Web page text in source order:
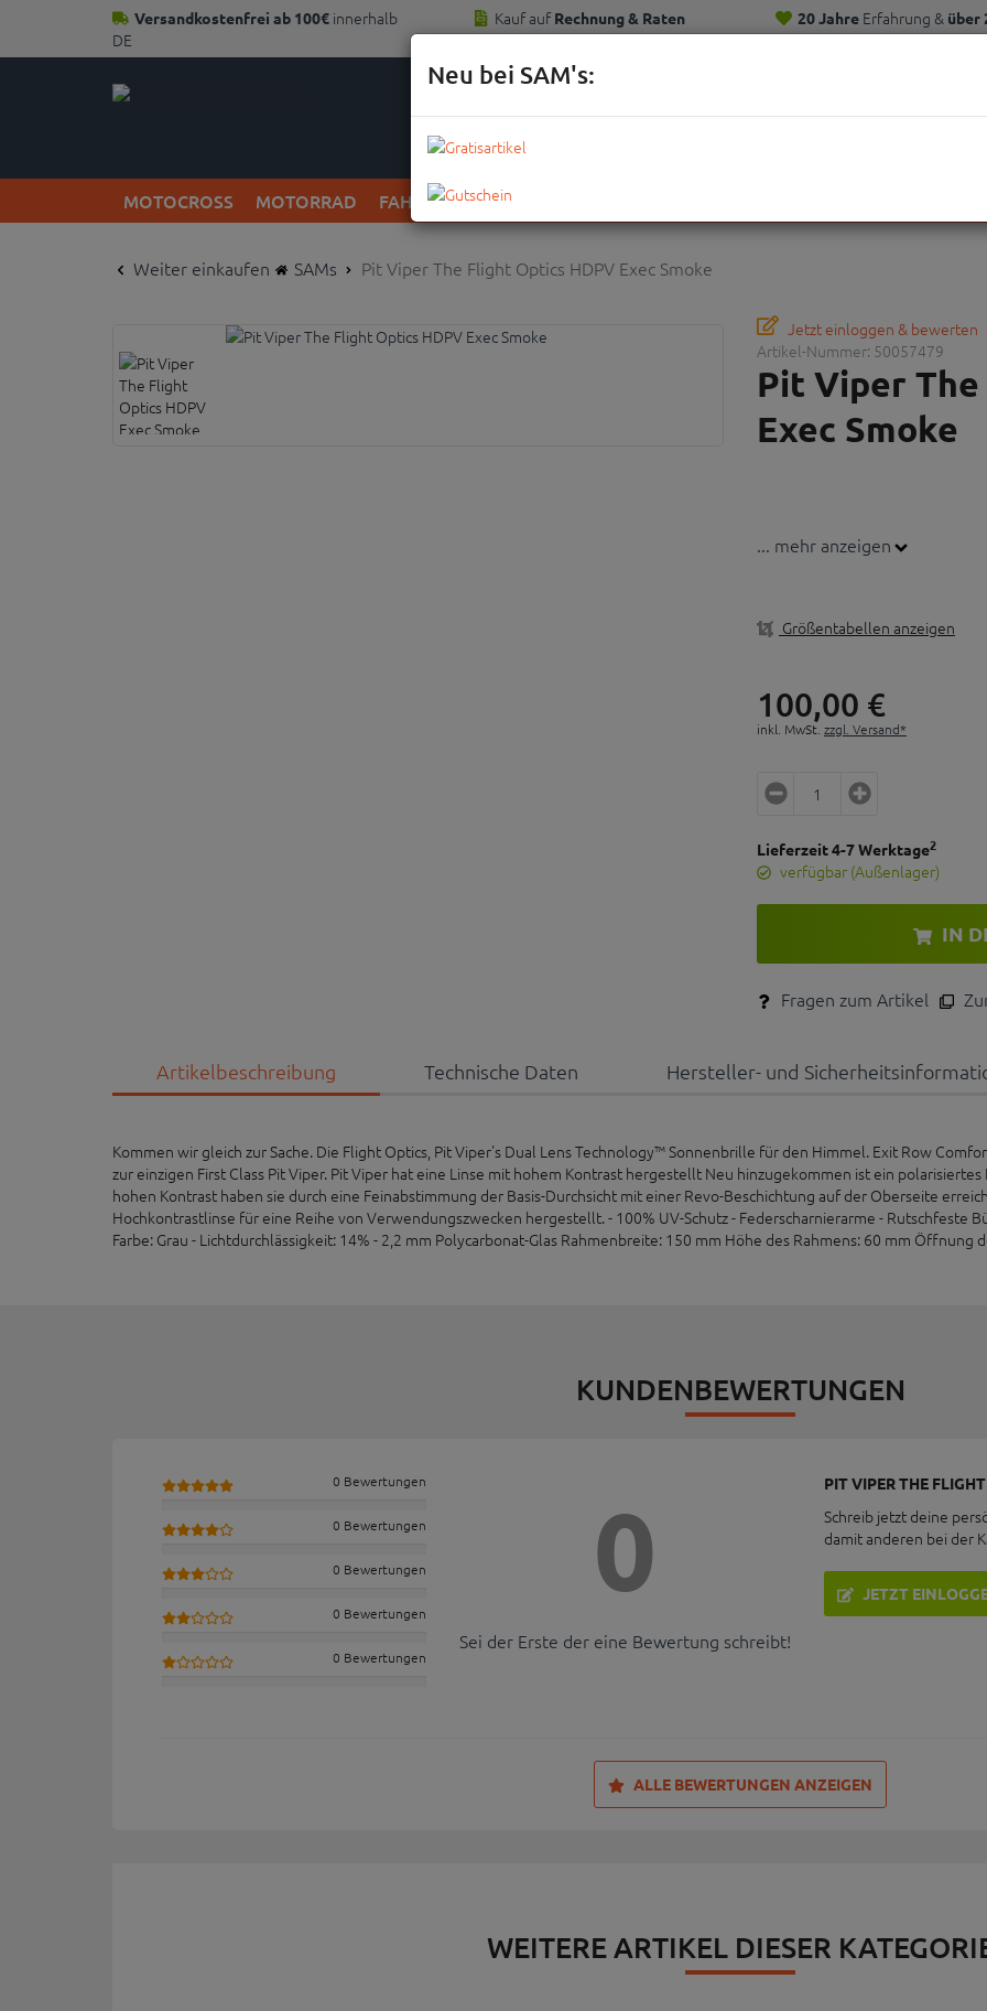
Versandkostenfrei ab 100€ innerhalb
DE
Kauf auf Rechnung & Raten 20 JahreErfahrung & über
Kunden
MOTOCROSS MOTORRAD FAHRRAD KOMPLETTRÄDER
Weiter einkaufen SAMs Pit Viper The Flight Optics HDPV Exec Smoke
Jetzt einloggen & bewerten
Artikel-Nummer: 50057479
Pit Viper
Exec Smoke
... mehr anzeigen
Größentabellen anzeigen
100,00 €
inkl. MwSt. zzgl. Versand*
Lieferzeit 4-7 Werktage2
verfügbar (Außenlager)
IN
Fragen zum Artikel
Artikelbeschreibung Technische Daten Hersteller- und
Kommen wir gleich zur Sache. Die Flight Optics, Pit Viper's Dual Lens Technology™ Sonnenbrille für den Himmel. Exit Row
zur einzigen First Class Pit Viper. Pit Viper hat eine Linse mit hohem Kontrast hergestellt Neu hinzugekommen ist ein
hohen Kontrast haben sie durch eine Feinabstimmung der Basis-Durchsicht mit einer Revo-Beschichtung auf der Oberseite
Hochkontrastlinse für eine Reihe von Verwendungszwecken hergestellt. - 100% UV-Schutz - Federscharnierarme - Rutschfeste
Farbe: Grau - Lichtdurchlässigkeit: 14% - 2,2 mm Polycarbonat-Glas Rahmenbreite: 150 mm Höhe des Rahmens: 60 mm Öffnung
KUNDENBEWERTUNGEN
0 Bewertungen
0 Bewertungen
0 Bewertungen
0 Bewertungen
0 Bewertungen
0
Sei der Erste der eine Bewertung schreibt!
PIT VIPER THE
Schreib jetzt deine
damit anderen bei der
JETZT
ALLE BEWERTUNGEN ANZEIGEN
WEITERE ARTIKEL DIESER
Neu bei SAM's: